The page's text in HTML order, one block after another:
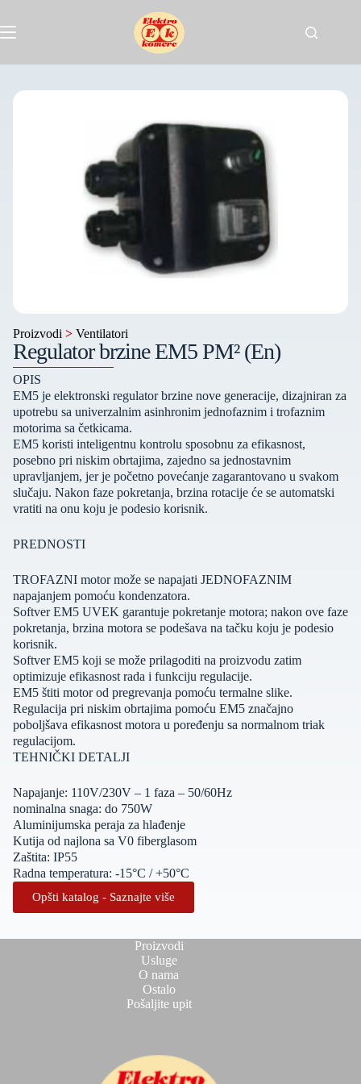
Proizvodi > Ventilatori
Regulator brzine EM5 PM² (En)
OPIS
EM5 je elektronski regulator brzine nove generacije, dizajniran za
upotrebu sa univerzalnim asinhronim jednofaznim i trofaznim
motorima sa četkicama.
EM5 koristi inteligentnu kontrolu sposobnu za efikasnost,
posebno pri niskim obrtajima, zajedno sa jednostavnim
upravljanjem, jer je početno povećanje zagarantovano u svakom
slučaju. Nakon faze pokretanja, brzina rotacije će se automatski
vratiti na onu koju je podesio korisnik.
PREDNOSTI
TROFAZNI motor može se napajati JEDNOFAZNIM
napajanjem pomoću kondenzatora.
Softver EM5 UVEK garantuje pokretanje motora; nakon ove faze
pokretanja, brzina motora se podešava na tačku koju je podesio
korisnik.
Softver EM5 koji se može prilagoditi na proizvodu zatim
optimizuje efikasnost rada i funkciju regulacije.
EM5 štiti motor od pregrevanja pomoću termalne slike.
Regulacija pri niskim obrtajima pomoću EM5 značajno
poboljšava efikasnost motora u poređenju sa normalnom triak
regulacijom.
TEHNIČKI DETALJI
Napajanje: 110V/230V – 1 faza – 50/60Hz
nominalna snaga: do 750W
Aluminijumska peraja za hlađenje
Kutija od najlona sa V0 fiberglasom
Zaštita: IP55
Radna temperatura: -15°C / +50°C
Opšti katalog - Saznajte više
Proizvodi
Usluge
O nama
Ostalo
Pošaljite upit